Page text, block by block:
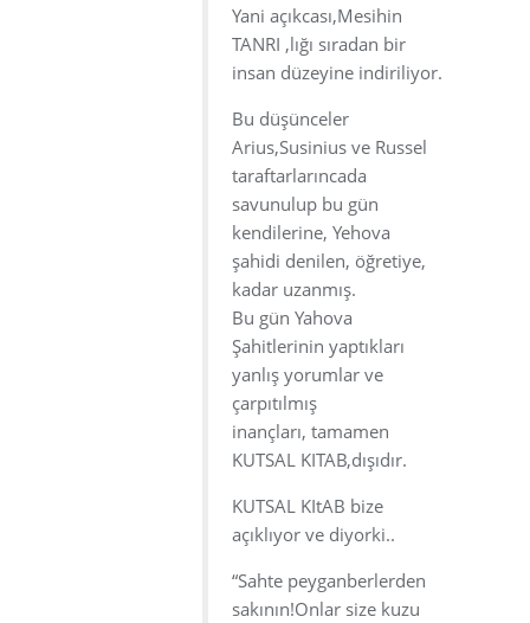
Yani açıkcası,Mesihin
TANRI ,lığı sıradan bir
insan düzeyine indiriliyor.
Bu düşünceler
Arius,Susinius ve Russel
taraftarlarıncada
savunulup bu gün
kendilerine, Yehova
şahidi denilen, öğretiye,
kadar uzanmış.
Bu gün Yahova
Şahitlerinin yaptıkları
yanlış yorumlar ve
çarpıtılmış
inançları, tamamen
KUTSAL KITAB,dışıdır.
KUTSAL KItAB bize
açıklıyor ve diyorki..
“Sahte peyganberlerden
sakının!Onlar size kuzu